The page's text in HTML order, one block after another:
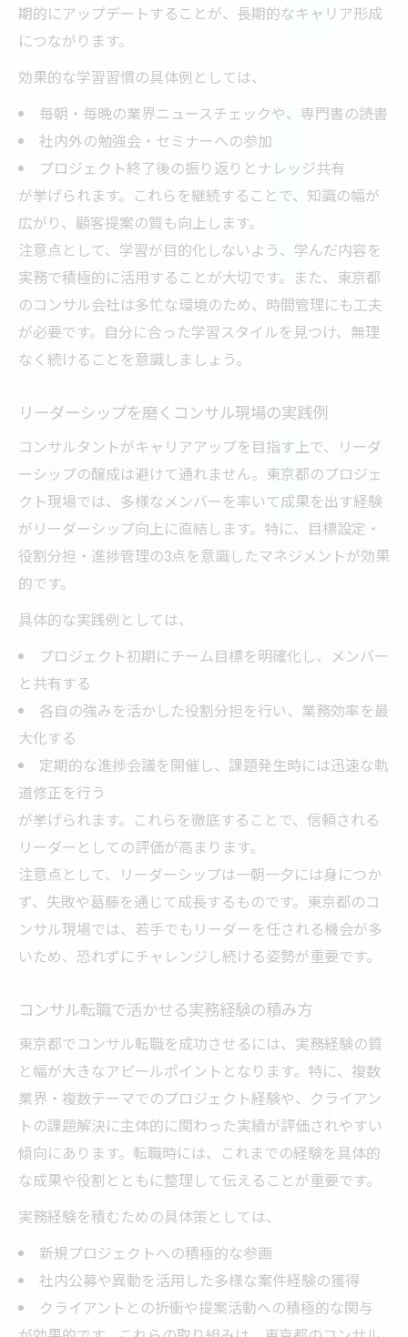
期的にアップデートすることが、長期的なキャリア形成
につながります。
効果的な学習習慣の具体例としては、
毎朝・毎晩の業界ニュースチェックや、専門書の読書
社内外の勉強会・セミナーへの参加
プロジェクト終了後の振り返りとナレッジ共有
が挙げられます。これらを継続することで、知識の幅が
広がり、顧客提案の質も向上します。
注意点として、学習が目的化しないよう、学んだ内容を
実務で積極的に活用することが大切です。また、東京都
のコンサル会社は多忙な環境のため、時間管理にも工夫
が必要です。自分に合った学習スタイルを見つけ、無理
なく続けることを意識しましょう。
リーダーシップを磨くコンサル現場の実践例
コンサルタントがキャリアアップを目指す上で、リーダ
ーシップの醸成は避けて通れません。東京都のプロジェ
クト現場では、多様なメンバーを率いて成果を出す経験
がリーダーシップ向上に直結します。特に、目標設定・
役割分担・進捗管理の3点を意識したマネジメントが効果
的です。
具体的な実践例としては、
プロジェクト初期にチーム目標を明確化し、メンバー
と共有する
各自の強みを活かした役割分担を行い、業務効率を最
大化する
定期的な進捗会議を開催し、課題発生時には迅速な軌
道修正を行う
が挙げられます。これらを徹底することで、信頼される
リーダーとしての評価が高まります。
注意点として、リーダーシップは一朝一夕には身につか
ず、失敗や葛藤を通じて成長するものです。東京都のコ
ンサル現場では、若手でもリーダーを任される機会が多
いため、恐れずにチャレンジし続ける姿勢が重要です。
コンサル転職で活かせる実務経験の積み方
東京都でコンサル転職を成功させるには、実務経験の質
と幅が大きなアピールポイントとなります。特に、複数
業界・複数テーマでのプロジェクト経験や、クライアン
トの課題解決に主体的に関わった実績が評価されやすい
傾向にあります。転職時には、これまでの経験を具体的
な成果や役割とともに整理して伝えることが重要です。
実務経験を積むための具体策としては、
新規プロジェクトへの積極的な参画
社内公募や異動を活用した多様な案件経験の獲得
クライアントとの折衝や提案活動への積極的な関与